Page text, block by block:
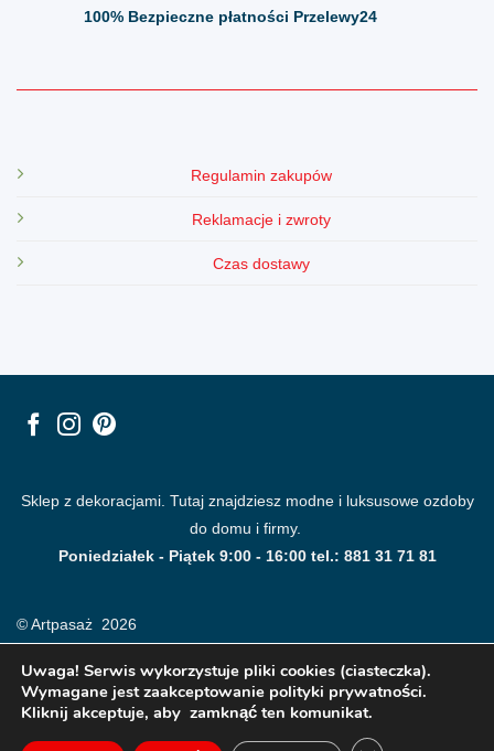
100% Bezpieczne płatności Przelewy24
Regulamin zakupów
Reklamacje i zwroty
Czas dostawy
Sklep z dekoracjami. Tutaj znajdziesz modne i luksusowe ozdoby
do domu i firmy.
Poniedziałek - Piątek 9:00 - 16:00 tel.: 881 31 71 81
© Artpasaż 2026
Uwaga! Serwis wykorzystuje pliki cookies (ciasteczka).
Wymagane jest zaakceptowanie polityki prywatności.
Kliknij akceptuje, aby zamknąć ten komunikat.